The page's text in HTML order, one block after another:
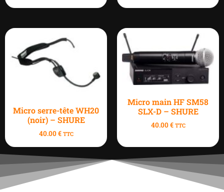
Micro serre-tête WH20
(noir) – SHURE
40.00€ TTC
Micro main HF SM58
SLX-D – SHURE
40.00€ TTC